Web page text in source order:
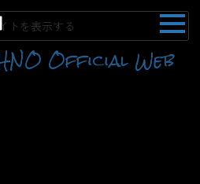
トを表示する
Official Web